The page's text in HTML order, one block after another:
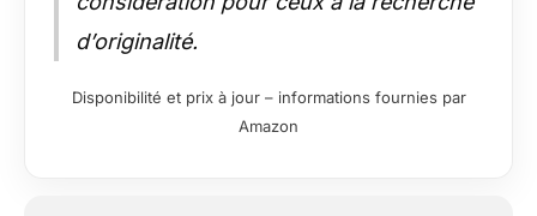
d’originalité.
Disponibilité et prix à jour – informations fournies par
Amazon